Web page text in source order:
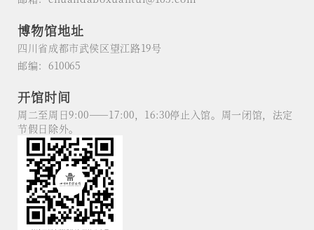
博物馆地址
四川省成都市武侯区望江路19号
邮编：610065
开馆时间
周二至周日9:00——17:00，16:30停止入馆。周一闭馆，法定
节假日除外。